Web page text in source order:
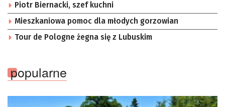
Piotr Biernacki, szef kuchni
Mieszkaniowa pomoc dla młodych gorzowian
Tour de Pologne żegna się z Lubuskim
popularne